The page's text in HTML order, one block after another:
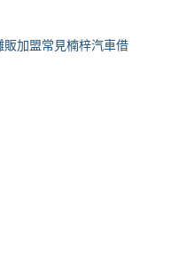
加盟常見楠梓汽車借